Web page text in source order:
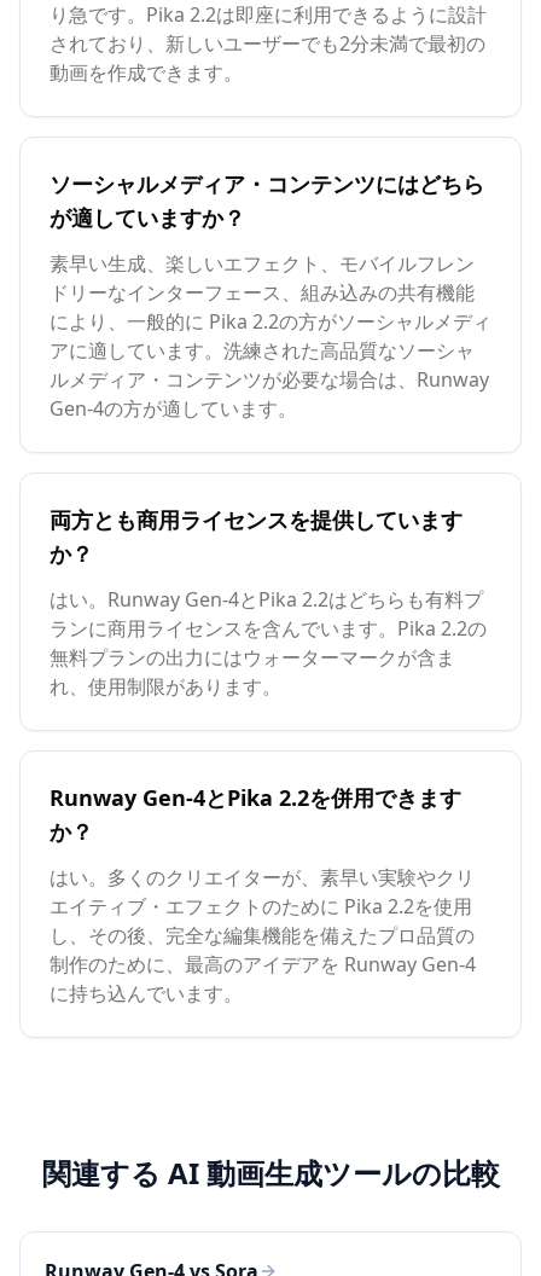
り急です。Pika 2.2は即座に利用できるように設計
されており、新しいユーザーでも2分未満で最初の
動画を作成できます。
ソーシャルメディア・コンテンツにはどちら
が適していますか？
素早い生成、楽しいエフェクト、モバイルフレン
ドリーなインターフェース、組み込みの共有機能
により、一般的に Pika 2.2の方がソーシャルメディ
アに適しています。洗練された高品質なソーシャ
ルメディア・コンテンツが必要な場合は、Runway
Gen-4の方が適しています。
両方とも商用ライセンスを提供しています
か？
はい。Runway Gen-4とPika 2.2はどちらも有料プ
ランに商用ライセンスを含んでいます。Pika 2.2の
無料プランの出力にはウォーターマークが含ま
れ、使用制限があります。
Runway Gen-4とPika 2.2を併用できます
か？
はい。多くのクリエイターが、素早い実験やクリ
エイティブ・エフェクトのために Pika 2.2を使用
し、その後、完全な編集機能を備えたプロ品質の
制作のために、最高のアイデアを Runway Gen-4
に持ち込んでいます。
関連する AI 動画生成ツールの比較